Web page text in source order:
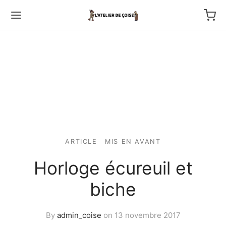
ARTICLE MIS EN AVANT
Horloge écureuil et
biche
By admin_coise on 13 novembre 2017